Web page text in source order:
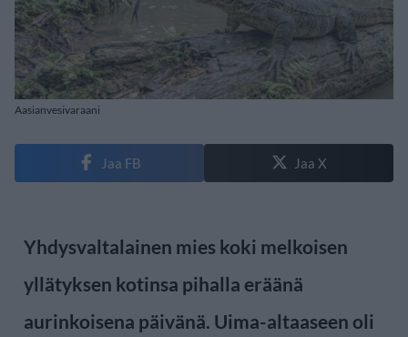
Aasianvesivaraani
Jaa FB Jaa X
Yhdysvaltalainen mies koki melkoisen
yllätyksen kotinsa pihalla eräänä
aurinkoisena päivänä. Uima-altaaseen oli